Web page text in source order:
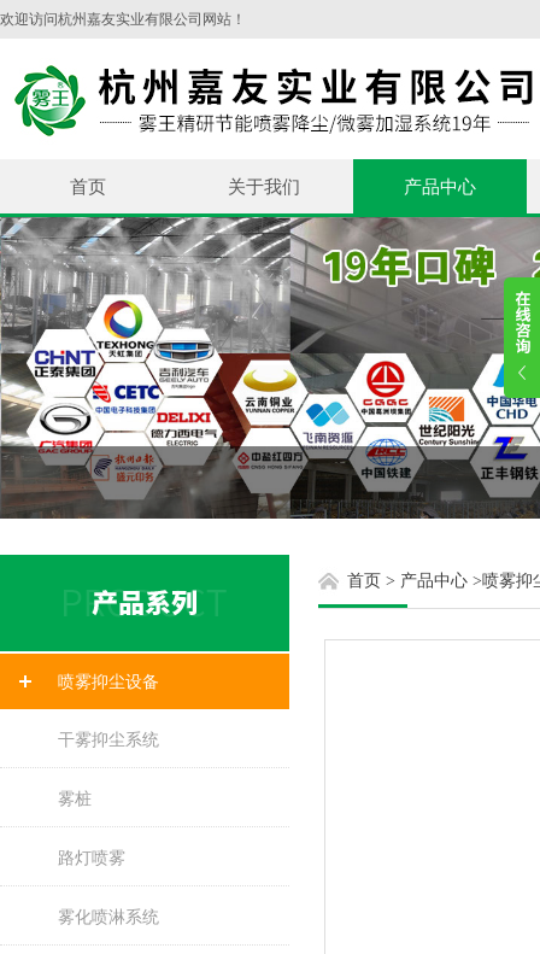
欢迎访问杭州嘉友实业有限公司网站！
首页 关于我们 产品中心
喷雾抑尘设备
干雾抑尘系统
雾桩
路灯喷雾
雾化喷淋系统
首页 > 产品中心 >喷雾抑